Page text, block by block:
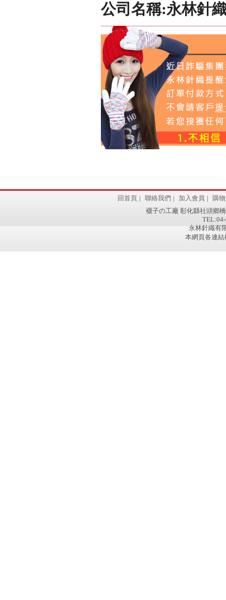
公司名稱:永林針
回首頁 | 聯絡我們 | 加入會員 | 購
襪子の工廠 彰化縣社頭鄉
永林針織有
本網頁各連